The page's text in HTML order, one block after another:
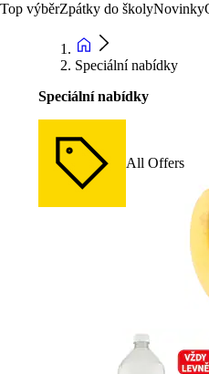
Top výběrZpátky do školyNovinky
Speciální nabídky
Speciální nabídky
All Offers